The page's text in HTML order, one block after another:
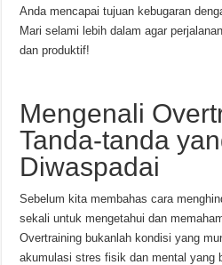
Anda mencapai tujuan kebugaran
Mari selami lebih dalam agar
dan produktif!
Mengenali
Tanda-tanda
Diwaspadai
Sebelum kita membahas cara
sekali untuk mengetahui dan
Overtraining bukanlah kondisi yang
akumulasi stres fisik dan mental yang